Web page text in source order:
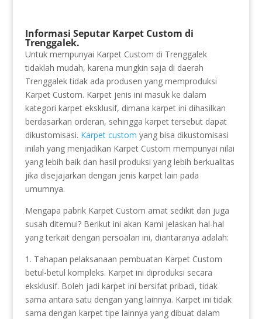
Informasi Seputar Karpet Custom di
Trenggalek.
Untuk mempunyai Karpet Custom di Trenggalek
tidaklah mudah, karena mungkin saja di daerah
Trenggalek tidak ada produsen yang memproduksi
Karpet Custom. Karpet jenis ini masuk ke dalam
kategori karpet eksklusif, dimana karpet ini dihasilkan
berdasarkan orderan, sehingga karpet tersebut dapat
dikustomisasi. Karpet custom yang bisa dikustomisasi
inilah yang menjadikan Karpet Custom mempunyai nilai
yang lebih baik dan hasil produksi yang lebih berkualitas
jika disejajarkan dengan jenis karpet lain pada
umumnya.
Mengapa pabrik Karpet Custom amat sedikit dan juga
susah ditemui? Berikut ini akan Kami jelaskan hal-hal
yang terkait dengan persoalan ini, diantaranya adalah:
1. Tahapan pelaksanaan pembuatan Karpet Custom
betul-betul kompleks. Karpet ini diproduksi secara
eksklusif. Boleh jadi karpet ini bersifat pribadi, tidak
sama antara satu dengan yang lainnya. Karpet ini tidak
sama dengan karpet tipe lainnya yang dibuat dalam